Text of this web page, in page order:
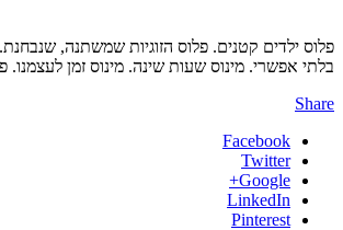
פלוס ילדים קטנים. פלוס הזוגיות שמשתנה,
בלתי אפשרי. מינוס שעות שינה. מינוס זמן
Share
Facebook
Twitter
Google+
LinkedIn
Pinterest